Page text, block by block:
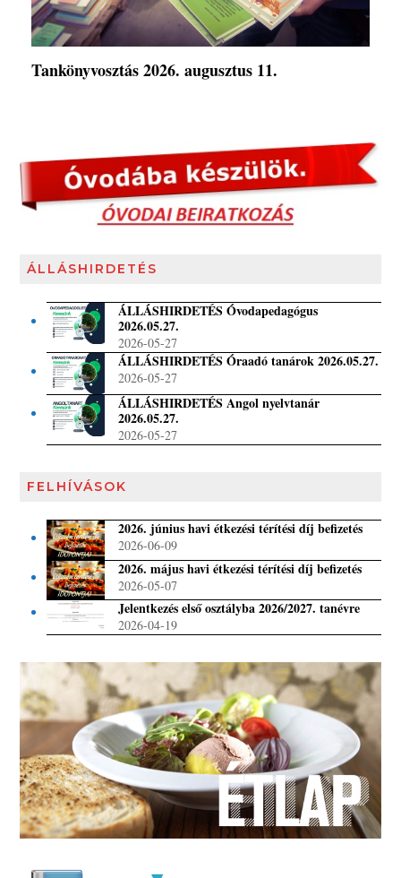
Tankönyvosztás 2026. augusztus 11.
ÁLLÁSHIRDETÉS
ÁLLÁSHIRDETÉS Óvodapedagógus
2026.05.27.
2026-05-27
ÁLLÁSHIRDETÉS Óraadó tanárok 2026.05.27.
2026-05-27
ÁLLÁSHIRDETÉS Angol nyelvtanár
2026.05.27.
2026-05-27
FELHÍVÁSOK
2026. június havi étkezési térítési díj befizetés
2026-06-09
2026. május havi étkezési térítési díj befizetés
2026-05-07
Jelentkezés első osztályba 2026/2027. tanévre
2026-04-19